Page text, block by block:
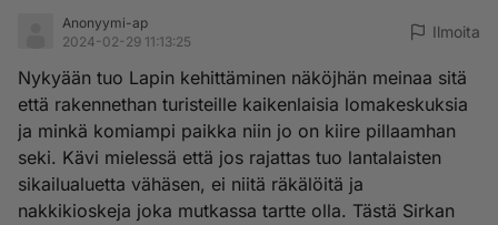
Anonyymi-ap
2024-02-29 11:13:25
Ilmoita
Nykyään tuo Lapin kehittäminen näköjhän meinaa sitä
että rakennethan turisteille kaikenlaisia lomakeskuksia
ja minkä komiampi paikka niin jo on kiire pillaamhan
seki. Kävi mielessä että jos rajattas tuo lantalaisten
sikailualuetta vähäsen, ei niitä räkälöitä ja
nakkikioskeja joka mutkassa tartte olla. Tästä Sirkan